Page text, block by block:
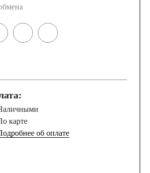
карте
об оплате